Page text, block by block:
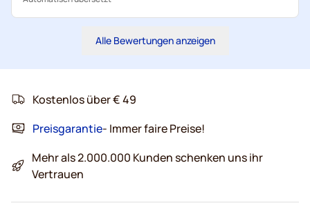
Alle Bewertungen anzeigen
Kostenlos über € 49
Preisgarantie- Immer faire Preise!
Mehr als 2.000.000 Kunden schenken uns ihr
Vertrauen